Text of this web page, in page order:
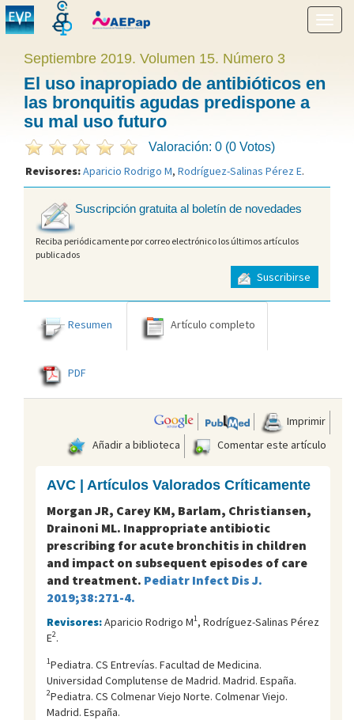
menú
Septiembre 2019. Volumen 15. Número 3
El uso inapropiado de antibióticos en
las bronquitis agudas predispone a
su mal uso futuro
Valoración: 0 (0 Votos)
Revisores:Aparicio Rodrigo M, Rodríguez-Salinas Pérez E.
Suscripción gratuita al boletín de novedades
Reciba periódicamente por correo electrónico los últimos artículos
publicados
Suscribirse
Resumen Artículo completo
PDF
Imprimir
Añadir a biblioteca
Comentar este artículo
AVC | Artículos Valorados Críticamente
Morgan JR, Carey KM, Barlam, Christiansen,
Drainoni ML. Inappropriate antibiotic
prescribing for acute bronchitis in children
and impact on subsequent episodes of care
and treatment. Pediatr Infect Dis J.
2019;38:271-4.
Revisores:Aparicio Rodrigo M1, Rodríguez-Salinas Pérez
E2.
1Pediatra. CS Entrevías. Facultad de Medicina.
Universidad Complutense de Madrid. Madrid. España.
2Pediatra. CS Colmenar Viejo Norte. Colmenar Viejo.
Madrid. España.